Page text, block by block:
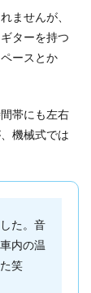
ませんが、
ターを持つ
ースとか
帯にも左右
機械式では
た。音
内の温
笑